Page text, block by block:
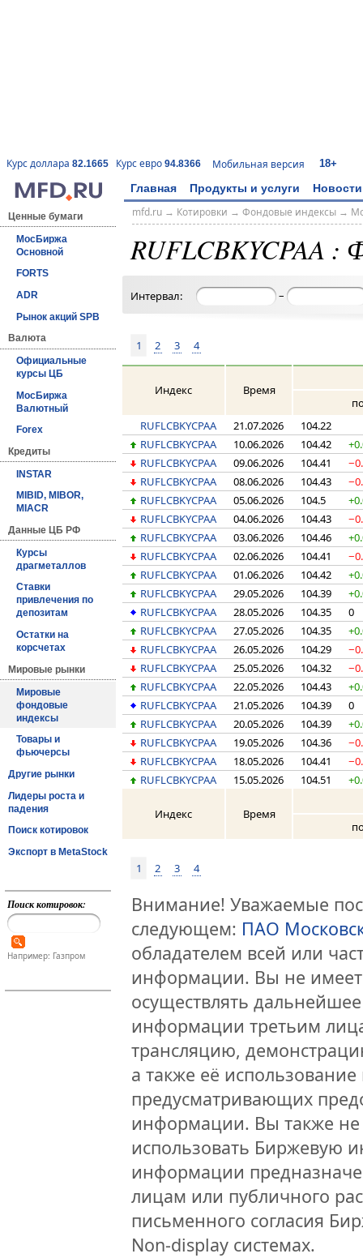
Курс доллара 82.1665 Курс евро 94.8366 Мобильная версия 18+
Главная Продукты и услуги Новости
Ценные бумаги
МосБиржа
Основной
FORTS
ADR
Рынок акций SPB
Валюта
Официальные
курсы ЦБ
МосБиржа
Валютный
Forex
Кредиты
INSTAR
MIBID, MIBOR,
MIACR
Данные ЦБ РФ
Курсы
драгметаллов
Ставки
привлечения по
депозитам
Остатки на
корсчетах
Мировые рынки
Мировые
фондовые
индексы
Товары и
фьючерсы
Другие рынки
Лидеры роста и
падения
Поиск котировок
Экспорт в MetaStock
Поиск котировок:
Например: Газпром
mfd.ru→ Котировки → Фондовые индексы→
RUFLCBKYCPAA :
Интервал: –
1 2 3 4
Индекс
Время
RUFLCBKYCPAA
21.07.2026
104.22
RUFLCBKYCPAA
10.06.2026 104.42
RUFLCBKYCPAA
09.06.2026 104.41
RUFLCBKYCPAA
08.06.2026 104.43
RUFLCBKYCPAA
05.06.2026 104.5
RUFLCBKYCPAA
04.06.2026 104.43
RUFLCBKYCPAA
03.06.2026 104.46
RUFLCBKYCPAA
02.06.2026 104.41
RUFLCBKYCPAA
01.06.2026 104.42
RUFLCBKYCPAA
29.05.2026 104.39
RUFLCBKYCPAA
28.05.2026 104.35
0
RUFLCBKYCPAA
27.05.2026 104.35
RUFLCBKYCPAA
26.05.2026 104.29
RUFLCBKYCPAA
25.05.2026 104.32
RUFLCBKYCPAA
22.05.2026 104.43
RUFLCBKYCPAA
21.05.2026 104.39
0
RUFLCBKYCPAA
20.05.2026 104.39
RUFLCBKYCPAA
19.05.2026 104.36
RUFLCBKYCPAA
18.05.2026 104.41
RUFLCBKYCPAA
15.05.2026 104.51
Индекс
Время
1 2 3 4
Внимание! Уважаемые
следующем: ПАО
обладателем всей или
информации. Вы не
осуществлять
информации третьим
трансляцию,
а также её
предусматривающих
информации. Вы также не
использовать Биржевую
информации
лицам или публичного
письменного согласия
Non-display системах.